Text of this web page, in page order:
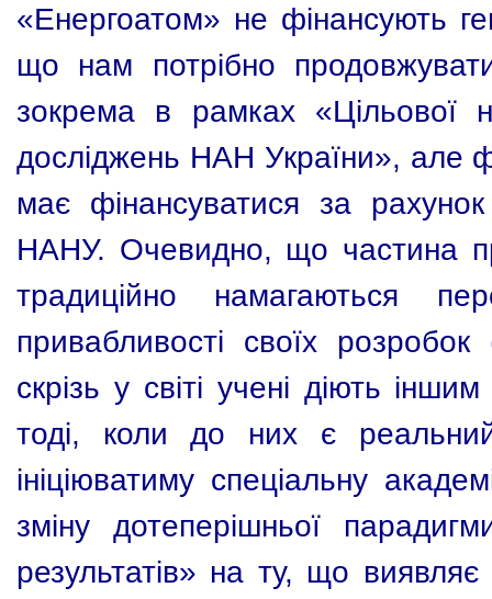
«Енергоатом» не фінансують
що нам потрібно
зокрема в рамках «Цільової
досліджень НАН України», але
має фінансуватися за
НАНУ. Очевидно, що частина
традиційно намагаються
привабливості своїх
скрізь у світі учені діють
тоді, коли до них є
ініціюватиму спеціальну
зміну дотеперішньої
результатів» на ту, що